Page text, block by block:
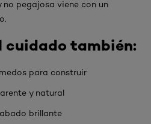
pegajosa viene con un
cuidado también:
para construir
y natural
brillante